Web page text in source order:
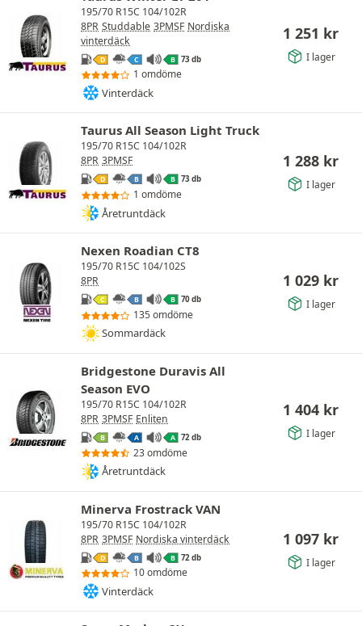
195/70 R15C 104/102R
8PR Studdable 3PMSF Nordiska
vinterdäck
D C B 73 db
1 omdöme
Vinterdäck
1 251 kr
I lager
Taurus All Season Light Truck
195/70 R15C 104/102R
8PR 3PMSF
D B B 73 db
1 omdöme
Åretruntdäck
1 288 kr
I lager
Nexen Roadian CT8
195/70 R15C 104/102S
8PR
C B B 70 db
135 omdöme
Sommardäck
1 029 kr
I lager
Bridgestone Duravis All
Season EVO
195/70 R15C 104/102R
8PR 3PMSF Enliten
B A A 72 db
23 omdöme
Åretruntdäck
1 404 kr
I lager
Minerva Frostrack VAN
195/70 R15C 104/102R
8PR 3PMSF Nordiska vinterdäck
D B B 72 db
10 omdöme
Vinterdäck
1 097 kr
I lager